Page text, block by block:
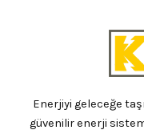
Enerjiyi geleceğe
güvenilir enerji